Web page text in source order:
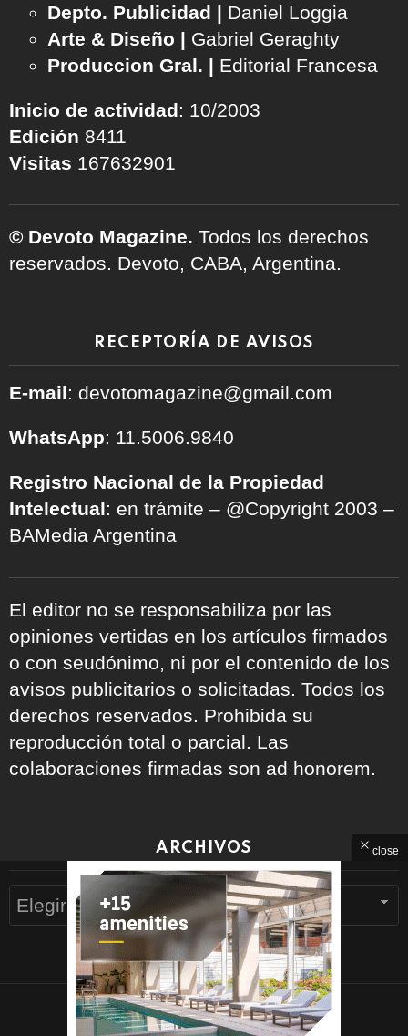
Depto. Publicidad | Daniel Loggia
Arte & Diseño | Gabriel Geraghty
Produccion Gral. | Editorial Francesa
Inicio de actividad: 10/2003
Edición 8411
Visitas 167632901
© Devoto Magazine. Todos los derechos
reservados. Devoto, CABA, Argentina.
RECEPTORÍA DE AVISOS
E-mail: devotomagazine@gmail.com
WhatsApp: 11.5006.9840
Registro Nacional de la Propiedad
Intelectual: en trámite – @Copyright 2003 –
BAMedia Argentina
El editor no se responsabiliza por las
opiniones vertidas en los artículos firmados
o con seudónimo, ni por el contenido de los
avisos publicitarios o solicitadas. Todos los
derechos reservados. Prohibida su
reproducción total o parcial. Las
colaboraciones firmadas son ad honorem.
ARCHIVOS
Archivos
© 2026 Devoto Magazine
close